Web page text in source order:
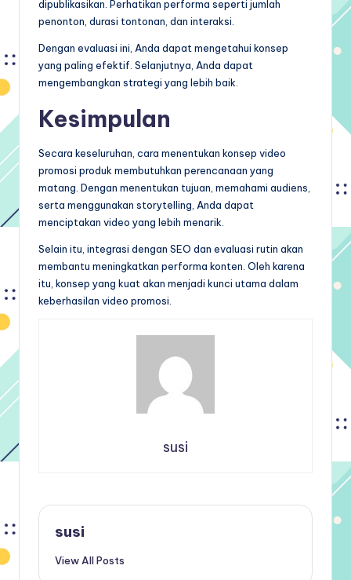
dipublikasikan. Perhatikan performa seperti jumlah
penonton, durasi tontonan, dan interaksi.
Dengan evaluasi ini, Anda dapat mengetahui konsep
yang paling efektif. Selanjutnya, Anda dapat
mengembangkan strategi yang lebih baik.
Kesimpulan
Secara keseluruhan, cara menentukan konsep video
promosi produk membutuhkan perencanaan yang
matang. Dengan menentukan tujuan, memahami audiens,
serta menggunakan storytelling, Anda dapat
menciptakan video yang lebih menarik.
Selain itu, integrasi dengan SEO dan evaluasi rutin akan
membantu meningkatkan performa konten. Oleh karena
itu, konsep yang kuat akan menjadi kunci utama dalam
keberhasilan video promosi.
susi
susi
View All Posts